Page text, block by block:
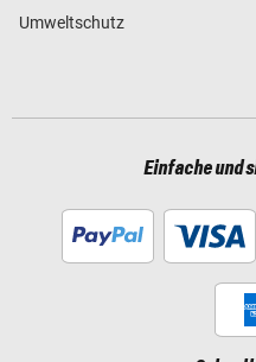
Umweltschutz
Einfache und